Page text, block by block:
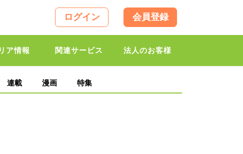
ログイン 会員登録
ア情報 関連サービス 法人のお客様
連載 漫画 特集